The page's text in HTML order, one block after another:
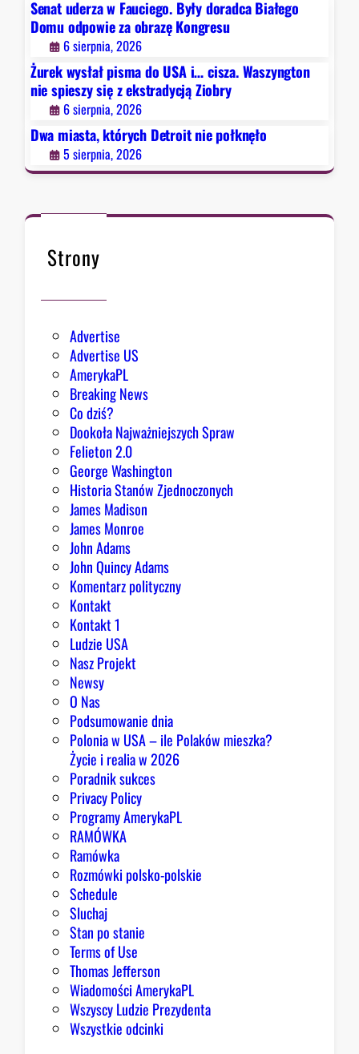
o
k
Senat uderza w Fauciego. Były doradca Białego
Domu odpowie za obrazę Kongresu
6 sierpnia, 2026
Żurek wysłał pisma do USA i… cisza. Waszyngton
nie spieszy się z ekstradycją Ziobry
6 sierpnia, 2026
Dwa miasta, których Detroit nie połknęło
5 sierpnia, 2026
Strony
Advertise
Advertise US
AmerykaPL
Breaking News
Co dziś?
Dookoła Najważniejszych Spraw
Felieton 2.0
George Washington
Historia Stanów Zjednoczonych
James Madison
James Monroe
John Adams
John Quincy Adams
Komentarz polityczny
Kontakt
Kontakt 1
Ludzie USA
Nasz Projekt
Newsy
O Nas
Podsumowanie dnia
Polonia w USA – ile Polaków mieszka?
Życie i realia w 2026
Poradnik sukces
Privacy Policy
Programy AmerykaPL
RAMÓWKA
Ramówka
Rozmówki polsko-polskie
Schedule
Sluchaj
Stan po stanie
Terms of Use
Thomas Jefferson
Wiadomości AmerykaPL
Wszyscy Ludzie Prezydenta
Wszystkie odcinki